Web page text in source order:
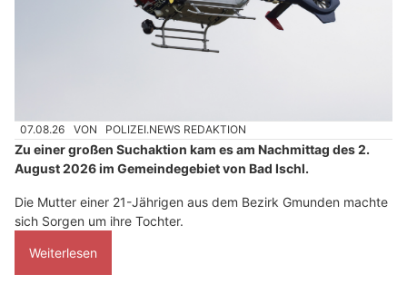
07.08.26 VON POLIZEI.NEWS REDAKTION
Zu einer großen Suchaktion kam es am Nachmittag des 2.
August 2026 im Gemeindegebiet von Bad Ischl.
Die Mutter einer 21-Jährigen aus dem Bezirk Gmunden machte
sich Sorgen um ihre Tochter.
Weiterlesen